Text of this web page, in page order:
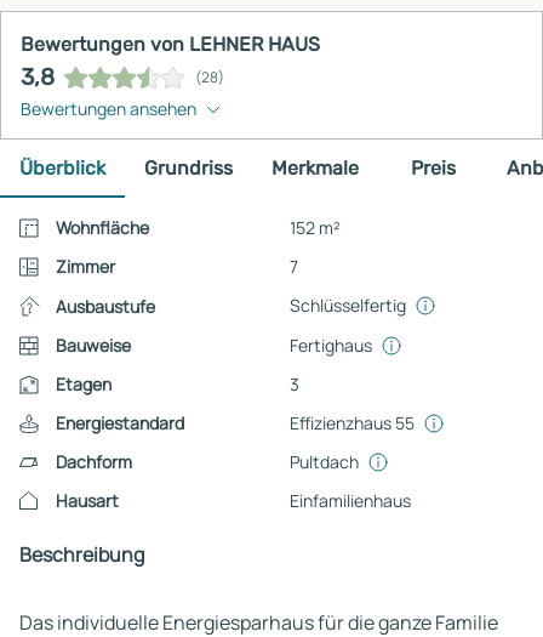
Bewertungen von LEHNER HAUS
3,8 (28)
Bewertungen ansehen
Überblick Grundriss Merkmale Preis
Wohnfläche
152 m²
Zimmer
7
Ausbaustufe
Schlüsselfertig
Bauweise
Fertighaus
Etagen
3
Energiestandard
Effizienzhaus 55
Dachform
Pultdach
Hausart
Einfamilienhaus
Beschreibung
Das individuelle Energiesparhaus für die ganze Familie